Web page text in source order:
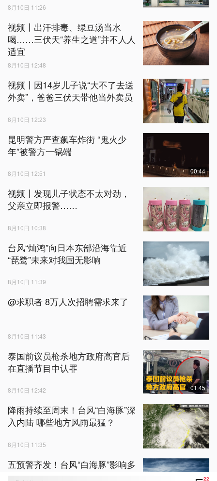
22
8月10日 11:26
视频丨出汗排毒、绿豆汤当水
喝……三伏天“养生之道”并不人人
适宜
8月10日 12:48
视频丨因14岁儿子说“大不了去送
外卖”，爸爸三伏天带他当外卖员
8月10日 12:23
昆明警方严查飙车炸街 “鬼火少
年”被警方一锅端
8月10日 12:51 00:44
视频丨发现儿子状态不太对劲，
父亲立即报警……
8月10日 10:38
台风“灿鸿”向日本东部沿海靠近
“琵鹭”未来对我国无影响
8月10日 11:39
@求职者 8万人次招聘需求来了
8月10日 11:43
泰国前议员枪杀地方政府高官后
在直播节目中认罪
8月10日 12:42 01:45
降雨持续至周末！台风“白海豚”深
入内陆 哪些地方风雨最猛？
8月10日 11:35
五预警齐发！台风“白海豚”影响多